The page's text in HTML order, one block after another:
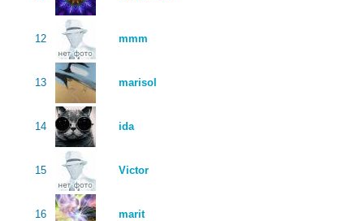
12 mmm
13 marisol
14 ida
15 Victor
16 marit